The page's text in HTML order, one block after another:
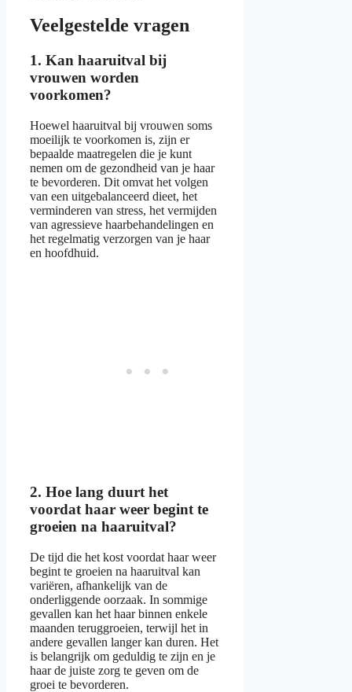
Veelgestelde vragen
1. Kan haaruitval bij
vrouwen worden
voorkomen?
Hoewel haaruitval bij vrouwen soms
moeilijk te voorkomen is, zijn er
bepaalde maatregelen die je kunt
nemen om de gezondheid van je haar
te bevorderen. Dit omvat het volgen
van een uitgebalanceerd dieet, het
verminderen van stress, het vermijden
van agressieve haarbehandelingen en
het regelmatig verzorgen van je haar
en hoofdhuid.
2. Hoe lang duurt het
voordat haar weer begint te
groeien na haaruitval?
De tijd die het kost voordat haar weer
begint te groeien na haaruitval kan
variëren, afhankelijk van de
onderliggende oorzaak. In sommige
gevallen kan het haar binnen enkele
maanden teruggroeien, terwijl het in
andere gevallen langer kan duren. Het
is belangrijk om geduldig te zijn en je
haar de juiste zorg te geven om de
groei te bevorderen.